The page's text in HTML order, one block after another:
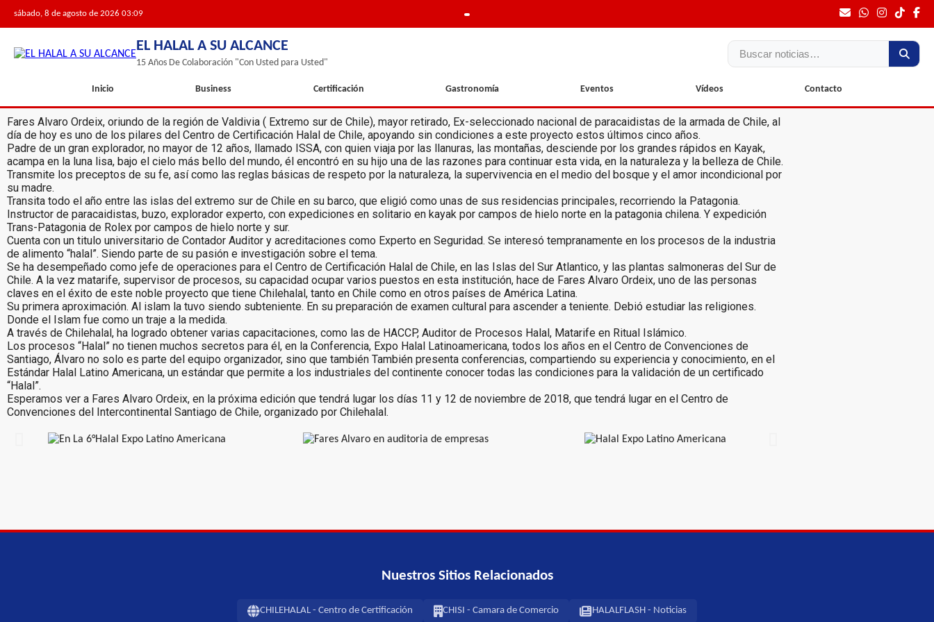
sábado, 8 de agosto de 2026 03:09
EL HALAL A SU ALCANCE
15 Años De Colaboración "Con Usted para Usted"
Inicio Business Certificación Gastronomía Eventos Vídeos Contacto
Fares Alvaro Ordeix, oriundo de la región de Valdivia ( Extremo sur de Chile), mayor retirado, Ex-seleccionado nacional de paracaidistas de la armada de Chile, al
día de hoy es uno de los pilares del Centro de Certificación Halal de Chile, apoyando sin condiciones a este proyecto estos últimos cinco años.
Padre de un gran explorador, no mayor de 12 años, llamado ISSA, con quien viaja por las llanuras, las montañas, desciende por los grandes rápidos en Kayak,
acampa en la luna lisa, bajo el cielo más bello del mundo, él encontró en su hijo una de las razones para continuar esta vida, en la naturaleza y la belleza de Chile.
Transmite los preceptos de su fe, así como las reglas básicas de respeto por la naturaleza, la supervivencia en el medio del bosque y el amor incondicional por
su madre.
Transita todo el año entre las islas del extremo sur de Chile en su barco, que eligió como unas de sus residencias principales, recorriendo la Patagonia.
Instructor de paracaidistas, buzo, explorador experto, con expediciones en solitario en kayak por campos de hielo norte en la patagonia chilena. Y expedición
Trans-Patagonia de Rolex por campos de hielo norte y sur.
Cuenta con un titulo universitario de Contador Auditor y acreditaciones como Experto en Seguridad. Se interesó tempranamente en los procesos de la industria
de alimento “halal”. Siendo parte de su pasión e investigación sobre el tema.
Se ha desempeñado como jefe de operaciones para el Centro de Certificación Halal de Chile, en las Islas del Sur Atlantico, y las plantas salmoneras del Sur de
Chile. A la vez matarife, supervisor de procesos, su capacidad ocupar varios puestos en esta institución, hace de Fares Alvaro Ordeix, uno de las personas
claves en el éxito de este noble proyecto que tiene Chilehalal, tanto en Chile como en otros países de América Latina.
Su primera aproximación. Al islam la tuvo siendo subteniente. En su preparación de examen cultural para ascender a teniente. Debió estudiar las religiones.
Donde el Islam fue como un traje a la medida.
A través de Chilehalal, ha logrado obtener varias capacitaciones, como las de HACCP, Auditor de Procesos Halal, Matarife en Ritual Islámico.
Los procesos “Halal” no tienen muchos secretos para él, en la Conferencia, Expo Halal Latinoamericana, todos los años en el Centro de Convenciones de
Santiago, Álvaro no solo es parte del equipo organizador, sino que también También presenta conferencias, compartiendo su experiencia y conocimiento, en el
Estándar Halal Latino Americana, un estándar que permite a los industriales del continente conocer todas las condiciones para la validación de un certificado
“Halal”.
Esperamos ver a Fares Alvaro Ordeix, en la próxima edición que tendrá lugar los días 11 y 12 de noviembre de 2018, que tendrá lugar en el Centro de
Convenciones del Intercontinental Santiago de Chile, organizado por Chilehalal.
Nuestros Sitios Relacionados
CHILEHALAL - Centro de Certificación CHISI - Camara de Comercio HALALFLASH - Noticias